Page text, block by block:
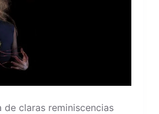
de claras reminiscencias